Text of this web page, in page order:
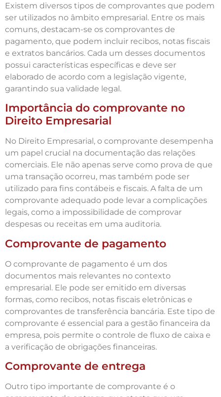
Existem diversos tipos de comprovantes que podem
ser utilizados no âmbito empresarial. Entre os mais
comuns, destacam-se os comprovantes de
pagamento, que podem incluir recibos, notas fiscais
e extratos bancários. Cada um desses documentos
possui características específicas e deve ser
elaborado de acordo com a legislação vigente,
garantindo sua validade legal.
Importância do comprovante no
Direito Empresarial
No Direito Empresarial, o comprovante desempenha
um papel crucial na documentação das relações
comerciais. Ele não apenas serve como prova de que
uma transação ocorreu, mas também pode ser
utilizado para fins contábeis e fiscais. A falta de um
comprovante adequado pode levar a complicações
legais, como a impossibilidade de comprovar
despesas ou receitas em uma auditoria.
Comprovante de pagamento
O comprovante de pagamento é um dos
documentos mais relevantes no contexto
empresarial. Ele pode ser emitido em diversas
formas, como recibos, notas fiscais eletrônicas e
comprovantes de transferência bancária. Este tipo de
comprovante é essencial para a gestão financeira da
empresa, pois permite o controle de fluxo de caixa e
a verificação de obrigações financeiras.
Comprovante de entrega
Outro tipo importante de comprovante é o